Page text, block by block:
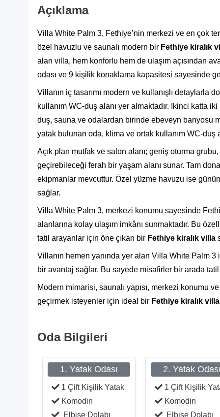
Açıklama
Villa White Palm 3, Fethiye’nin merkezi ve en çok
özel havuzlu ve saunalı modern bir Fethiye kiralık
alan villa, hem konforlu hem de ulaşım açısından
odası ve 9 kişilik konaklama kapasitesi sayesinde
Villanın iç tasarımı modern ve kullanışlı detaylarla
kullanım WC-duş alanı yer almaktadır. İkinci katta
duş, sauna ve odalardan birinde ebeveyn banyosu
yatak bulunan oda, klima ve ortak kullanım WC-
Açık plan mutfak ve salon alanı; geniş oturma
geçirebileceği ferah bir yaşam alanı sunar. Tam
ekipmanlar mevcuttur. Özel yüzme havuzu ise
sağlar.
Villa White Palm 3, merkezi konumu sayesinde
alanlarına kolay ulaşım imkânı sunmaktadır. Bu
tatil arayanlar için öne çıkan bir Fethiye kiralık villa
Villanın hemen yanında yer alan Villa White Palm
bir avantaj sağlar. Bu sayede misafirler bir arada
Modern mimarisi, saunalı yapısı, merkezi konumu
geçirmek isteyenler için ideal bir Fethiye kiralık villa
Oda Bilgileri
1. Yatak Odası
1 Çift Kişilik Yatak
Komodin
Elbise Dolabı
2. Yatak
1 Çift Kişilik
Komodin
Elbise Dolabı